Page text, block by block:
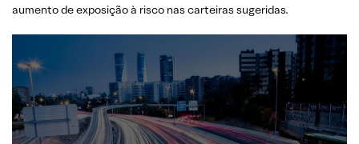
aumento de exposição à risco nas carteiras sugeridas.